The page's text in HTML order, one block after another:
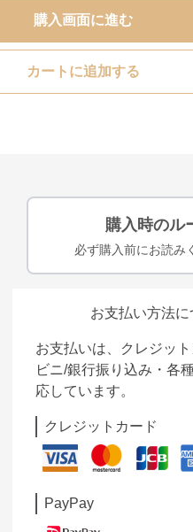
購入画面に進む
カートに追加する
購入時のル
必ず購入前にお読み
お支払い方法に
お支払いは、クレジッ
ビニ/銀行振り込み・各
応しています。
クレジットカード
PayPay